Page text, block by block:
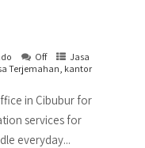
Off
Jasa
Terjemahan kantor
in Cibubur for
services for
everyday...